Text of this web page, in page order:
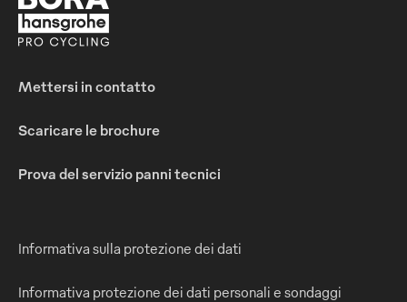
Mettersi in contatto
Scaricare le brochure
Prova del servizio panni tecnici
Informativa sulla protezione dei dati
Informativa protezione dei dati personali e sondaggi